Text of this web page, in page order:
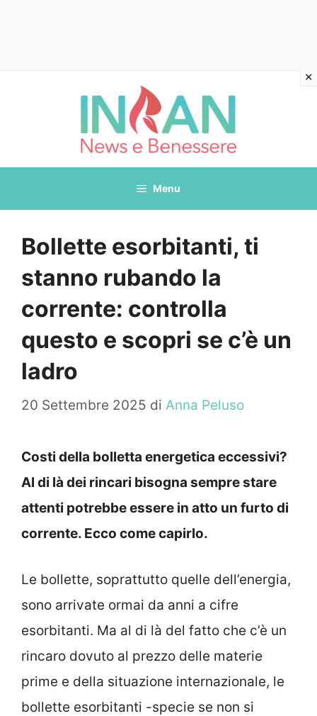
Menu
Bollette esorbitanti, ti
stanno rubando la
corrente: controlla
questo e scopri se c’è un
ladro
20 Settembre 2025 di Anna Peluso
Costi della bolletta energetica eccessivi?
Al di là dei rincari bisogna sempre stare
attenti potrebbe essere in atto un furto di
corrente. Ecco come capirlo.
Le bollette, soprattutto quelle dell’energia,
sono arrivate ormai da anni a cifre
esorbitanti. Ma al di là del fatto che c’è un
rincaro dovuto al prezzo delle materie
prime e della situazione internazionale, le
bollette esorbitanti -specie se non si